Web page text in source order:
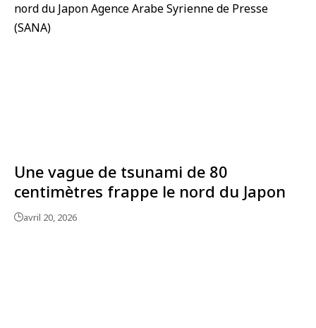
Une vague de tsunami de 80
centimètres frappe le nord du Japon
avril 20, 2026